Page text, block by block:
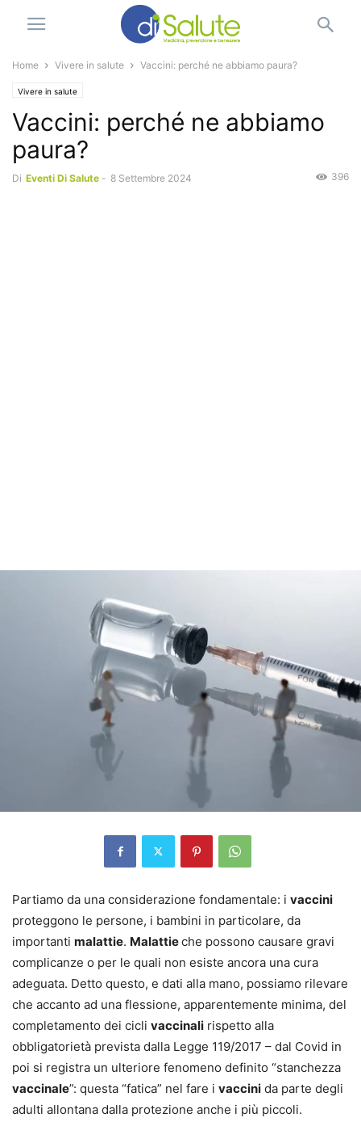
Home Vivere in salute Vaccini: perché ne abbiamo paura?
Vivere in salute
Vaccini: perché ne abbiamo
paura?
Di Eventi Di Salute - 8 Settembre 2024 396
Partiamo da una considerazione fondamentale: i vaccini
proteggono le persone, i bambini in particolare, da
importanti malattie. Malattieche possono causare gravi
complicanze o per le quali non esiste ancora una cura
adeguata. Detto questo, e dati alla mano, possiamo rilevare
che accanto ad una flessione, apparentemente minima, del
completamento dei cicli vaccinali rispetto alla
obbligatorietà prevista dalla Legge 119/2017 – dal Covid in
poi si registra un ulteriore fenomeno definito “stanchezza
vaccinale”: questa “fatica” nel fare i vaccini da parte degli
adulti allontana dalla protezione anche i più piccoli.